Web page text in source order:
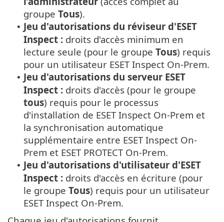
groupe Tous).
• Jeu d'autorisations du réviseur d'ESET
Inspect : droits d'accès minimum en
lecture seule (pour le groupe Tous) requis
pour un utilisateur ESET Inspect On-Prem.
• Jeu d'autorisations du serveur ESET
Inspect : droits d'accès (pour le groupe
tous) requis pour le processus
d'installation de ESET Inspect On-Prem et
la synchronisation automatique
supplémentaire entre ESET Inspect On-
Prem et ESET PROTECT On-Prem.
• Jeu d'autorisations d'utilisateur d'ESET
Inspect : droits d'accès en écriture (pour
le groupe Tous) requis pour un utilisateur
ESET Inspect On-Prem.